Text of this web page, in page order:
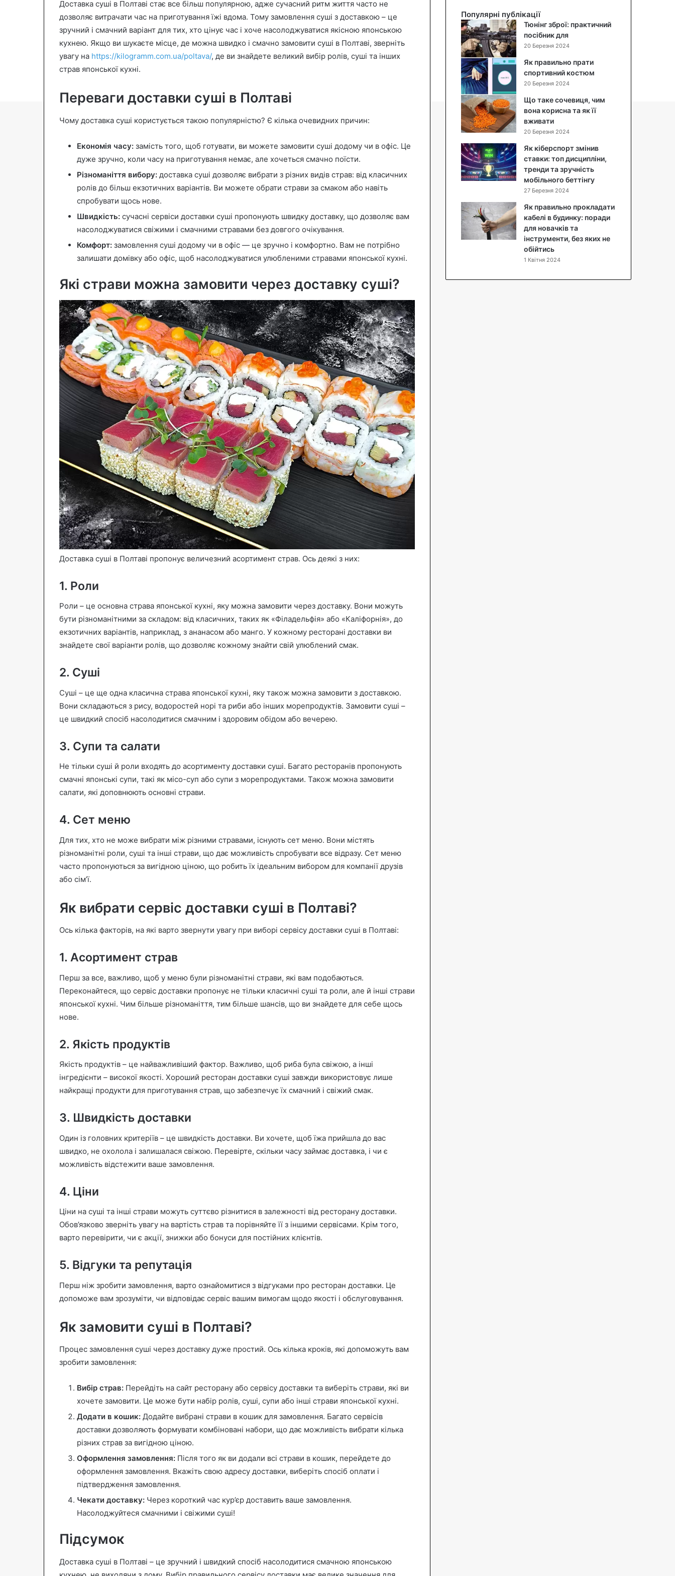
n
e
m
a
i
l
Доставка суші в Полтаві стає все більш популярною, адже сучасний ритм життя часто не
дозволяє витрачати час на приготування їжі вдома. Тому замовлення суші з доставкою – це
зручний і смачний варіант для тих, хто цінує час і хоче насолоджуватися якісною японською
кухнею. Якщо ви шукаєте місце, де можна швидко і смачно замовити суші в Полтаві, зверніть
увагу на https://kilogramm.com.ua/poltava/, де ви знайдете великий вибір ролів, суші та інших
страв японської кухні.
Переваги доставки суші в Полтаві
Чому доставка суші користується такою популярністю? Є кілька очевидних причин:
Економія часу: замість того, щоб готувати, ви можете замовити суші додому чи в офіс. Це
дуже зручно, коли часу на приготування немає, але хочеться смачно поїсти.
Різноманіття вибору: доставка суші дозволяє вибрати з різних видів страв: від класичних
ролів до більш екзотичних варіантів. Ви можете обрати страви за смаком або навіть
спробувати щось нове.
Швидкість: сучасні сервіси доставки суші пропонують швидку доставку, що дозволяє вам
насолоджуватися свіжими і смачними стравами без довгого очікування.
Комфорт: замовлення суші додому чи в офіс — це зручно і комфортно. Вам не потрібно
залишати домівку або офіс, щоб насолоджуватися улюбленими стравами японської кухні.
Які страви можна замовити через доставку суші?
Доставка суші в Полтаві пропонує величезний асортимент страв. Ось деякі з них:
1. Роли
Роли – це основна страва японської кухні, яку можна замовити через доставку. Вони можуть
бути різноманітними за складом: від класичних, таких як «Філадельфія» або «Каліфорнія», до
екзотичних варіантів, наприклад, з ананасом або манго. У кожному ресторані доставки ви
знайдете свої варіанти ролів, що дозволяє кожному знайти свій улюблений смак.
2. Суші
Суші – це ще одна класична страва японської кухні, яку також можна замовити з доставкою.
Вони складаються з рису, водоростей норі та риби або інших морепродуктів. Замовити суші –
це швидкий спосіб насолодитися смачним і здоровим обідом або вечерею.
3. Супи та салати
Не тільки суші й роли входять до асортименту доставки суші. Багато ресторанів пропонують
смачні японські супи, такі як місо-суп або супи з морепродуктами. Також можна замовити
салати, які доповнюють основні страви.
4. Сет меню
Для тих, хто не може вибрати між різними стравами, існують сет меню. Вони містять
різноманітні роли, суші та інші страви, що дає можливість спробувати все відразу. Сет меню
часто пропонуються за вигідною ціною, що робить їх ідеальним вибором для компанії друзів
або сім’ї.
Як вибрати сервіс доставки суші в Полтаві?
Ось кілька факторів, на які варто звернути увагу при виборі сервісу доставки суші в Полтаві:
1. Асортимент страв
Перш за все, важливо, щоб у меню були різноманітні страви, які вам подобаються.
Переконайтеся, що сервіс доставки пропонує не тільки класичні суші та роли, але й інші страви
японської кухні. Чим більше різноманіття, тим більше шансів, що ви знайдете для себе щось
нове.
2. Якість продуктів
Якість продуктів – це найважливіший фактор. Важливо, щоб риба була свіжою, а інші
інгредієнти – високої якості. Хороший ресторан доставки суші завжди використовує лише
найкращі продукти для приготування страв, що забезпечує їх смачний і свіжий смак.
3. Швидкість доставки
Один із головних критеріїв – це швидкість доставки. Ви хочете, щоб їжа прийшла до вас
швидко, не охолола і залишалася свіжою. Перевірте, скільки часу займає доставка, і чи є
можливість відстежити ваше замовлення.
4. Ціни
Ціни на суші та інші страви можуть суттєво різнитися в залежності від ресторану доставки.
Обов’язково зверніть увагу на вартість страв та порівняйте її з іншими сервісами. Крім того,
варто перевірити, чи є акції, знижки або бонуси для постійних клієнтів.
5. Відгуки та репутація
Перш ніж зробити замовлення, варто ознайомитися з відгуками про ресторан доставки. Це
допоможе вам зрозуміти, чи відповідає сервіс вашим вимогам щодо якості і обслуговування.
Як замовити суші в Полтаві?
Процес замовлення суші через доставку дуже простий. Ось кілька кроків, які допоможуть вам
зробити замовлення:
Вибір страв: Перейдіть на сайт ресторану або сервісу доставки та виберіть страви, які ви
хочете замовити. Це може бути набір ролів, суші, супи або інші страви японської кухні.
Додати в кошик: Додайте вибрані страви в кошик для замовлення. Багато сервісів
доставки дозволяють формувати комбіновані набори, що дає можливість вибрати кілька
різних страв за вигідною ціною.
Оформлення замовлення: Після того як ви додали всі страви в кошик, перейдете до
оформлення замовлення. Вкажіть свою адресу доставки, виберіть спосіб оплати і
підтвердження замовлення.
Чекати доставку: Через короткий час кур’єр доставить ваше замовлення.
Насолоджуйтеся смачними і свіжими суші!
Підсумок
Доставка суші в Полтаві – це зручний і швидкий спосіб насолодитися смачною японською
с
а
л
а
т
:
п
о
к
р
о
к
о
в
и
й
ц
е
п
т
т
Популярні публікації
Тюнінг зброї: практичний
посібник для
20 Березня 2024
Як правильно прати
спортивний костюм
20 Березня 2024
Що таке сочевиця, чим
вона корисна та як її
вживати
20 Березня 2024
Як кіберспорт змінив
ставки: топ дисципліни,
тренди та зручність
мобільного беттінгу
27 Березня 2024
Як правильно прокладати
кабелі в будинку: поради
для новачків та
інструменти, без яких не
обійтись
1 Квітня 2024